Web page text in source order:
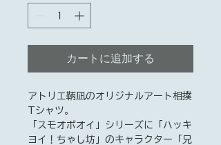
カートに追加する
アトリエ鞆凪のオリジナルアート相撲
Tシャツ。
「スモオボオイ」シリーズに「ハッキ
ヨイ！ちゃし坊」のキャラクター「兄